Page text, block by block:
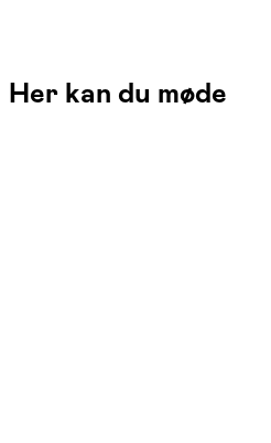
Her kan du møde